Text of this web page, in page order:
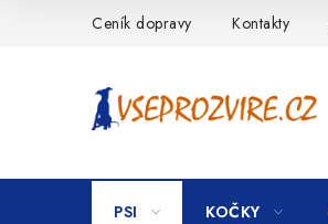
Ceník dopravy Kontakty
PSI KOČKY